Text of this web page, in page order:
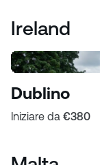
Ireland
Dublino
Iniziare da €380